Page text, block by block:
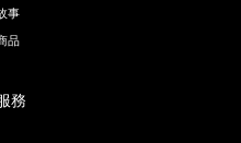
事
品
務